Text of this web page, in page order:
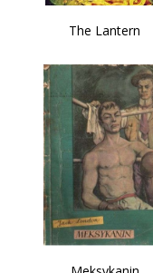
The Lantern